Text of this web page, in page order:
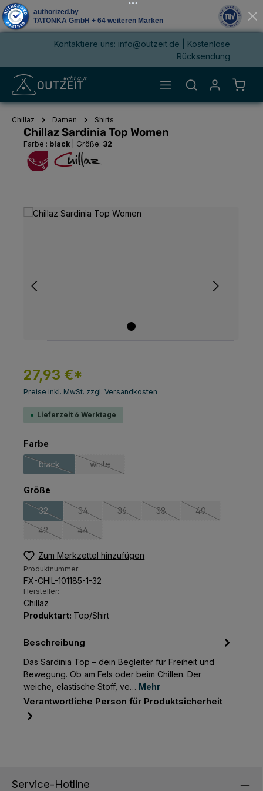
springenKontaktiere uns: info@outzeit.de | Kostenlose
Rücksendung
Chillaz Damen Shirts
Chillaz Sardinia Top Women
Farbe : black Größe: 32
Bildergalerie überspringen
27,93 €*
Preise inkl. MwSt. zzgl. Versandkosten
Lieferzeit 6 Werktage
Farbe
black
(Diese Option ist zurzeit nicht verfügbar.)
white
(Diese Option ist zurzeit nicht verfügbar.)
Größe
32
(Diese Option ist zurzeit nicht verfügbar.)
34
(Diese Option ist zurzeit nicht verfügbar.)
36
(Diese Option ist zurzeit nicht
38
(Diese Option ist zurzeit
40
(Diese Option
42
(Diese Option ist zurzeit nicht verfügbar.)
44
(Diese Option ist zurzeit nicht verfügbar.)
Zum Merkzettel hinzufügen
Produktnummer:
FX-CHIL-101185-1-32
Hersteller:
Chillaz
Produktart: Top/Shirt
Beschreibung
Das Sardinia Top – dein Begleiter für Freiheit und
Bewegung. Ob am Fels oder beim Chillen. Der
weiche, elastische Stoff, ve… Mehr
Verantwortliche Person für Produktsicherheit
Service-Hotline